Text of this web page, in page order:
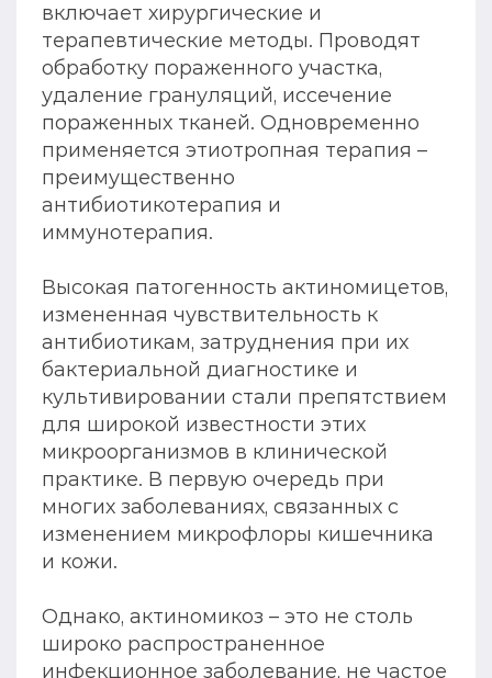
включает хирургические и
терапевтические методы. Проводят
обработку пораженного участка,
удаление грануляций, иссечение
пораженных тканей. Одновременно
применяется этиотропная терапия –
преимущественно
антибиотикотерапия и
иммунотерапия.
Высокая патогенность актиномицетов,
измененная чувствительность к
антибиотикам, затруднения при их
бактериальной диагностике и
культивировании стали препятствием
для широкой известности этих
микроорганизмов в клинической
практике. В первую очередь при
многих заболеваниях, связанных с
изменением микрофлоры кишечника
и кожи.
Однако, актиномикоз – это не столь
широко распространенное
инфекционное заболевание, не частое